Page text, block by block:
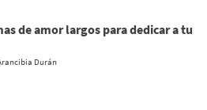
de amor largos para dedicar a tu
Durán